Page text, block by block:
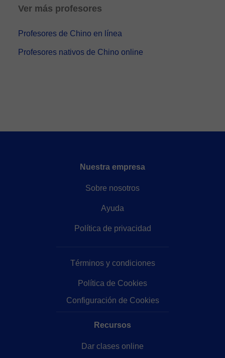
Ver más profesores
Profesores de Chino en línea
Profesores nativos de Chino online
Nuestra empresa
Sobre nosotros
Ayuda
Política de privacidad
Términos y condiciones
Política de Cookies
Configuración de Cookies
Recursos
Dar clases online